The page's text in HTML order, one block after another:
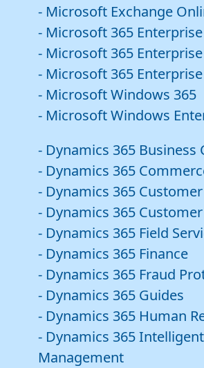
- Microsoft Exchange
- Microsoft 365 Enterprise
- Microsoft 365
- Microsoft 365
- Microsoft Windows 365
- Microsoft Windows
- Dynamics 365 Business
- Dynamics 365
- Dynamics 365
- Dynamics 365
- Dynamics 365 Field
- Dynamics 365 Finance
- Dynamics 365 Fraud
- Dynamics 365 Guides
- Dynamics 365 Human
- Dynamics 365
Management